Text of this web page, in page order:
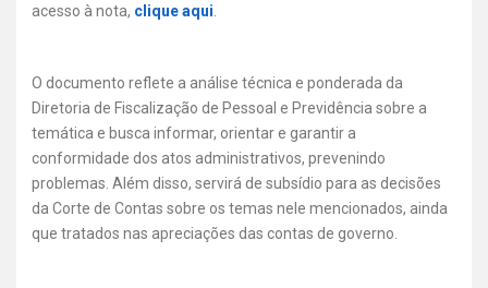
acesso à nota, clique aqui
O documento reflete a análise técnica e ponderada da
Diretoria de Fiscalização de Pessoal e Previdência sobre a
temática e busca informar, orientar e garantir a
conformidade dos atos administrativos, prevenindo
problemas. Além disso, servirá de subsídio para as decisões
da Corte de Contas sobre os temas nele mencionados, ainda
que tratados nas apreciações das contas de governo.